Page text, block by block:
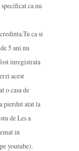
ca nu
ca si
5 ani nu
inregistrata
acest
o casa de
pierdut atat la
de Les a
in
youtube).